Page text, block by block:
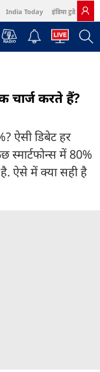
India Today इंडिया टुडे हिंदी
Bazaar Northeast
चार्ज करते हैं?
ऐसी डिबेट हर
में 80%
है. ऐसे में क्या सही है